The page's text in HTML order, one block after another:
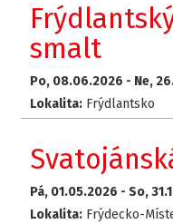
smalt
Po, 08.06.2026 - Ne,
Lokalita: Frýdlantsko
Pá, 01.05.2026 -So,
Lokalita: Frýdecko-